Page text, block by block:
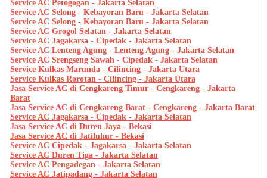
Service AC Petogogan - Jakarta Selatan
Service AC Selong - Kebayoran Baru - Jakarta Selatan
Service AC Selong - Kebayoran Baru - Jakarta Selatan
Service AC Grogol Selatan - Jakarta Selatan
Service AC Jagakarsa - Cipedak - Jakarta Selatan
Service AC Lenteng Agung - Lenteng Agung - Jakarta Selatan
Service AC Srengseng Sawah - Cipedak - Jakarta Selatan
Service Kulkas Marunda - Cilincing - Jakarta Utara
Service Kulkas Rorotan - Cilincing - Jakarta Utara
Jasa Service AC di Cengkareng Timur - Cengkareng - Jakarta
Barat
Jasa Service AC di Cengkareng Barat - Cengkareng - Jakarta Barat
Service AC Jagakarsa - Cipedak - Jakarta Selatan
Jasa Service AC di Duren Jaya - Bekasi
Jasa Service AC di Jatiluhur - Bekasi
Service AC Cipedak - Jagakarsa - Jakarta Selatan
Service AC Duren Tiga - Jakarta Selatan
Service AC Pengadegan - Jakarta Selatan
Service AC Jatipadang - Jakarta Selatan